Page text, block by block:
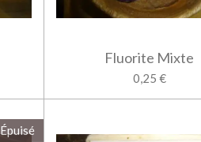
Fluorite Mixte
0,25 €
Épuisé